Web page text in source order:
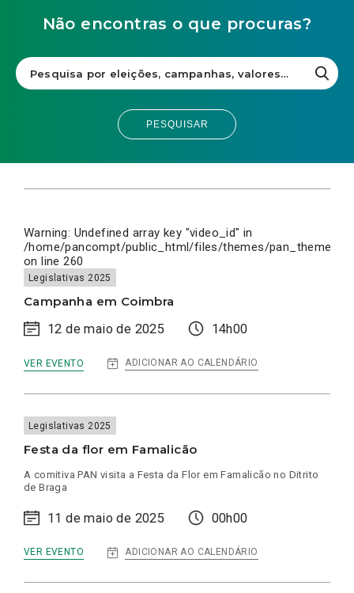
Não encontras o que procuras?
PESQUISAR
Warning: Undefined array key "video_id" in
/home/pancompt/public_html/files/themes/pan_theme/
on line260
Legislativas 2025
Campanha em Coimbra
12 de maio de 2025
14h00
VER EVENTO ADICIONAR AO CALENDÁRIO
:
CAMPANHA
COIMBRA
Legislativas 2025
Festa da flor em Famalicão
A comitiva PAN visita a Festa da Flor em Famalicão no Ditrito
de Braga
11 de maio de 2025 00h00
VER EVENTO ADICIONAR AO CALENDÁRIO
:
FESTA
FLOR